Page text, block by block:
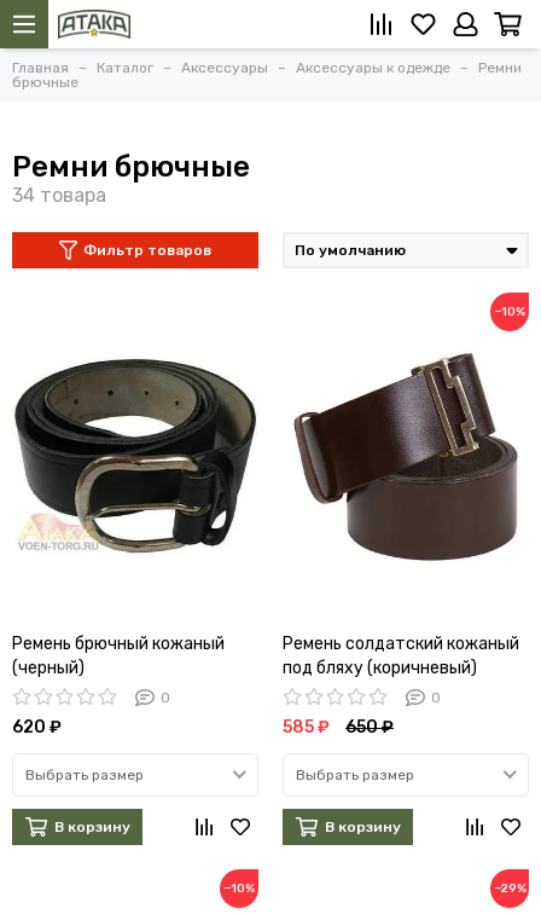
Главная Каталог Аксессуары Аксессуары к одежде
Ремни
брючные
Ремни брючные
Фильтр товаров
Ремень брючный кожаный
(черный)
0
620 ₽
Выбрать размер
В корзину
−10%
Ремень солдатский кожаный
под бляху (коричневый)
0
585 ₽ 650 ₽
Выбрать размер
В корзину
−10% −29%